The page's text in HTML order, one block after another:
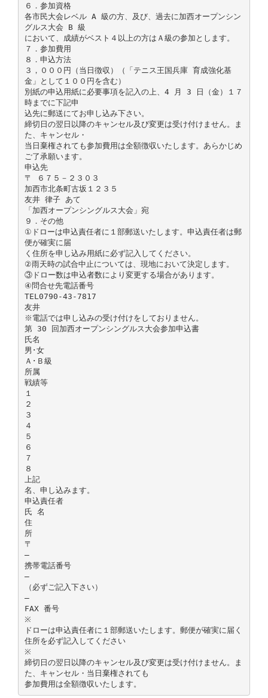
６．参加資格
各市民大会レベル A 級の方、及び、過去に加西オープンシン
グルス大会 B 級
において、成績がベスト４以上の方はＡ級の参加とします。
７．参加費用
８．申込方法
３，０００円（当日徴収）（「テニス王国兵庫 育成強化基
金」として１００円を含む）
別紙の申込用紙に必要事項を記入の上、4 月 3 日（金）１７
時までに下記申
込先に郵送にてお申し込み下さい。
締切日の翌日以降のキャンセル及び変更は受け付けません。ま
た、キャンセル・
当日棄権されても参加費用は全額徴収いたします。あらかじめ
ご了承願います。
申込先
〒 ６７５－２３０３
加西市北条町古坂１２３５
友井 律子 あて
「加西オープンシングルス大会」宛
９．その他
①ドローは申込責任者に１部郵送いたします。申込責任者は郵
便が確実に届
く住所を申し込み用紙に必ず記入してください。
②雨天時の試合中止については、現地において決定します。
③ドロー数は申込者数により変更する場合があります。
④問合せ先電話番号
TEL0790-43-7817
友井
※電話では申し込みの受け付けをしておりません。
第 30 回加西オープンシングルス大会参加申込書
氏名
男･女
Ａ･Ｂ級
所属
戦績等
１
２
３
４
５
６
７
８
上記
名、申し込みます。
申込責任者
氏 名
住
所
〒
―
携帯電話番号
―
（必ずご記入下さい）
―
FAX 番号
※
ドローは申込責任者に１部郵送いたします。郵便が確実に届く
住所を必ず記入してください
※
締切日の翌日以降のキャンセル及び変更は受け付けません。ま
た、キャンセル・当日棄権されても